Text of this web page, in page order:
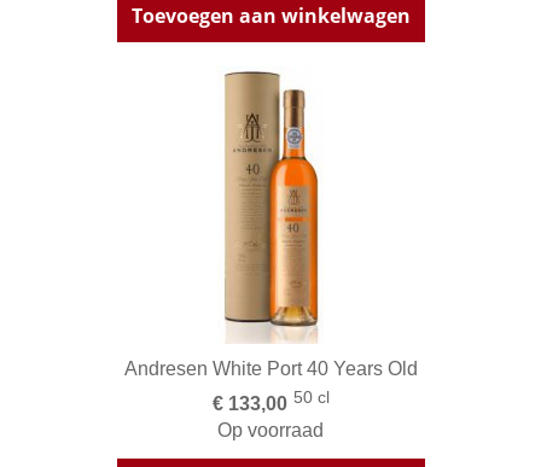
Toevoegen aan winkelwagen
Andresen White Port 40 Years Old
€ 133,00 50 cl
Op voorraad